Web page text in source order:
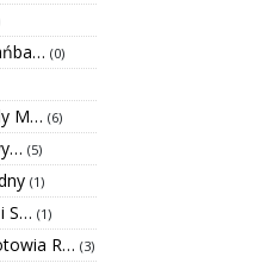
(0)
M… (6)
(5)
(1)
S… (1)
R… (3)